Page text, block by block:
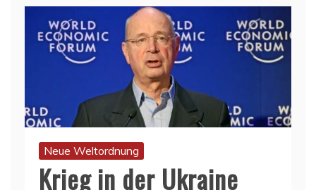
Neue Weltordnung
Krieg in der Ukraine